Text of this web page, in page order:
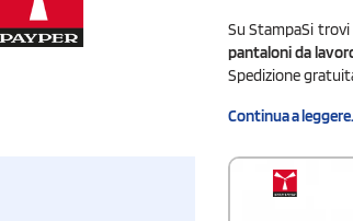
Su StampaSi
pantaloni da
Spedizione
Continua a